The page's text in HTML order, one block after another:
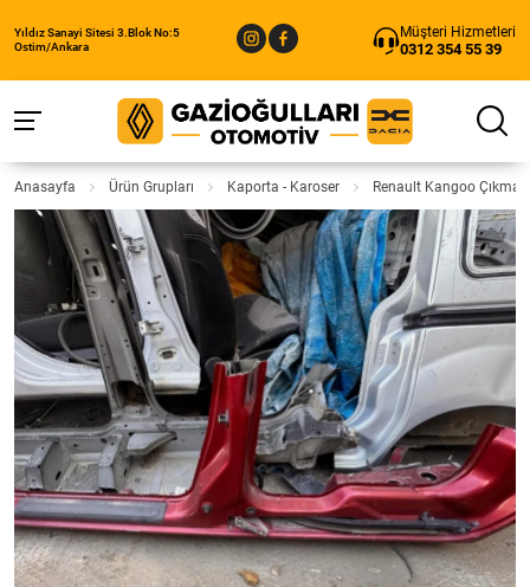
Yıldız Sanayi Sitesi 3.Blok No:5
Ostim/Ankara
Müşteri Hizmetleri
0312 354 55 39
Anasayfa Ürün Grupları Kaporta - Karoser Renault Kangoo Çıkma